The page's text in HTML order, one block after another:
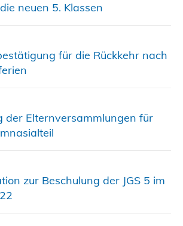
neuen 5. Klassen
für die Rückkehr nach
der Elternversammlungen für
zur Beschulung der JGS 5 im